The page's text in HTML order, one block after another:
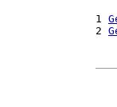
1
2